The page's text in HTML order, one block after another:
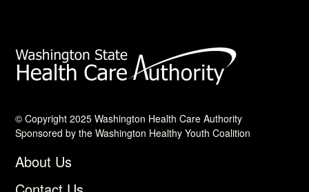
© Copyright 2025 Washington Health Care Authority
Sponsored by the Washington Healthy Youth Coalition
About Us